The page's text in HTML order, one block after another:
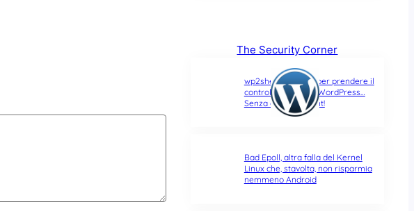
The Security Corner
wp2shell: due CVE per prendere il
controllo di un sito WordPress…
Senza alcun account!
Bad Epoll, altra falla del Kernel
Linux che, stavolta, non risparmia
nemmeno Android